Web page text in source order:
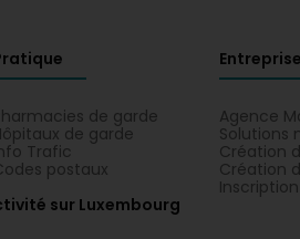
de garde
de garde
Trafic
postaux
Entreprise
Agence
Solutions
Création
Création
sur Luxembourg